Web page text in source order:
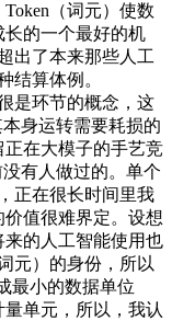
（词元）使数
的一个最好的机
出了本来那些人工
结算体例。
是环节的概念，这
身运转需要耗损的
在大模子的手艺竞
有人做过的。单个
正在很长时间里我
值很难界定。设想
来的人工智能使用也
元）的身份，所以
最小的数据单位
单元，所以，我认